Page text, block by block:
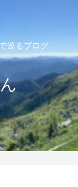
巡るブログ